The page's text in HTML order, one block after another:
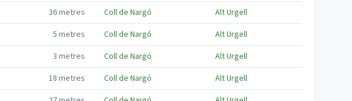
36metres Coll de Nargó
Alt Urgell
5 metres Coll de Nargó
Alt Urgell
3 metres Coll de Nargó
Alt Urgell
18 metres Coll de Nargó
Alt Urgell